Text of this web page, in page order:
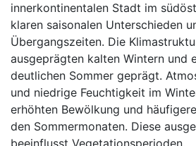
innerkontinentalen Stadt im
klaren saisonalen Unterschieden
Übergangszeiten. Die
ausgeprägten kalten Wintern und
deutlichen Sommer geprägt.
und niedrige Feuchtigkeit im
erhöhten Bewölkung und
den Sommermonaten. Diese
beeinflusst Vegetationsperioden,